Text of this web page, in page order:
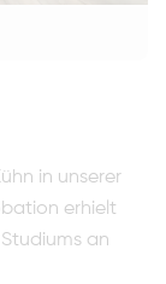
in unserer
erhielt
an